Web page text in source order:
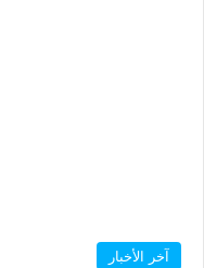
آخر الأخبار